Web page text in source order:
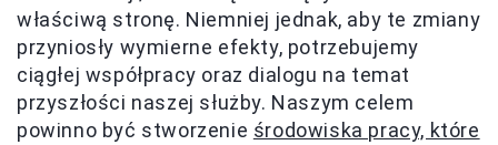
właściwą stronę. Niemniej jednak, aby te zmiany
przyniosły wymierne efekty, potrzebujemy
ciągłej współpracy oraz dialogu na temat
przyszłości naszej służby. Naszym celem
powinno być stworzenie środowiska pracy, które